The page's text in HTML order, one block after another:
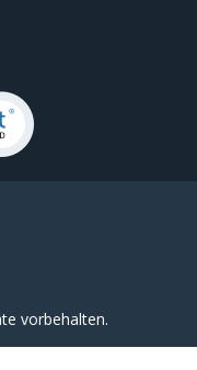
vorbehalten.